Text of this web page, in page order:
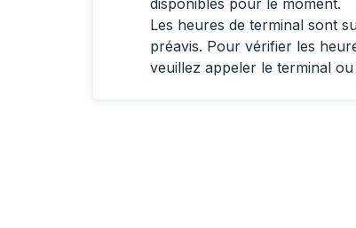
disponibles pour le moment.
Les heures de terminal sont
préavis. Pour vérifier les
veuillez appeler le terminal